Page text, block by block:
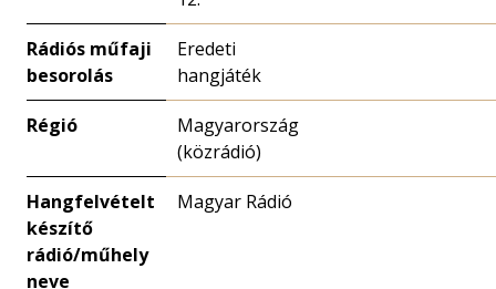
Rádiós műfaji
besorolás
Eredeti
hangjáték
Régió
Magyarország
(közrádió)
Hangfelvételt
készítő
rádió/műhely
neve
Magyar Rádió